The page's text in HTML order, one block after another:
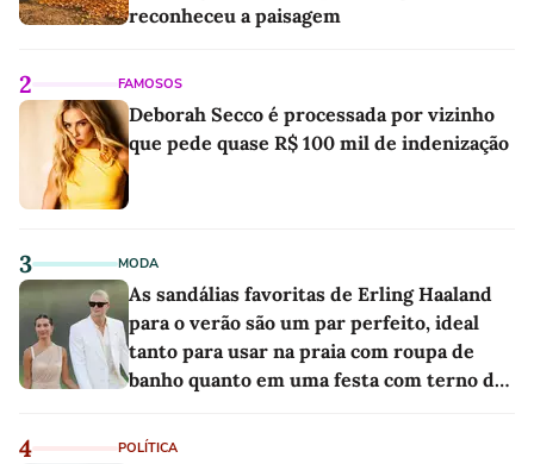
reconheceu a paisagem
2 FAMOSOS
Deborah Secco é processada por vizinho
que pede quase R$ 100 mil de indenização
3 MODA
As sandálias favoritas de Erling Haaland
para o verão são um par perfeito, ideal
tanto para usar na praia com roupa de
banho quanto em uma festa com terno de
4 POLÍTICA